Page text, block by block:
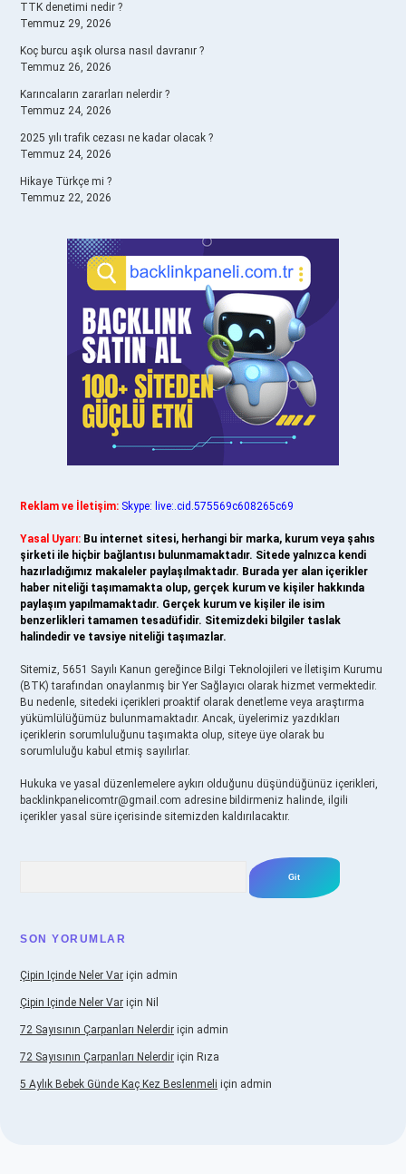
TTK denetimi nedir ?
Temmuz 29, 2026
Koç burcu aşık olursa nasıl davranır ?
Temmuz 26, 2026
Karıncaların zararları nelerdir ?
Temmuz 24, 2026
2025 yılı trafik cezası ne kadar olacak ?
Temmuz 24, 2026
Hikaye Türkçe mi ?
Temmuz 22, 2026
Reklam ve İletişim: Skype: live:.cid.575569c608265c69
Yasal Uyarı: Bu internet sitesi, herhangi bir marka, kurum veya şahıs
şirketi ile hiçbir bağlantısı bulunmamaktadır. Sitede yalnızca kendi
hazırladığımız makaleler paylaşılmaktadır. Burada yer alan içerikler
haber niteliği taşımamakta olup, gerçek kurum ve kişiler hakkında
paylaşım yapılmamaktadır. Gerçek kurum ve kişiler ile isim
benzerlikleri tamamen tesadüfidir. Sitemizdeki bilgiler taslak
halindedir ve tavsiye niteliği taşımazlar.
Sitemiz, 5651 Sayılı Kanun gereğince Bilgi Teknolojileri ve İletişim Kurumu
(BTK) tarafından onaylanmış bir Yer Sağlayıcı olarak hizmet vermektedir.
Bu nedenle, sitedeki içerikleri proaktif olarak denetleme veya araştırma
yükümlülüğümüz bulunmamaktadır. Ancak, üyelerimiz yazdıkları
içeriklerin sorumluluğunu taşımakta olup, siteye üye olarak bu
sorumluluğu kabul etmiş sayılırlar.
Hukuka ve yasal düzenlemelere aykırı olduğunu düşündüğünüz içerikleri,
backlinkpanelicomtr@gmail.com adresine bildirmeniz halinde, ilgili
içerikler yasal süre içerisinde sitemizden kaldırılacaktır.
SON YORUMLAR
Çipin Içinde Neler Var için admin
Çipin Içinde Neler Var için Nil
72 Sayısının Çarpanları Nelerdir için admin
72 Sayısının Çarpanları Nelerdir için Rıza
5 Aylık Bebek Günde Kaç Kez Beslenmeli için admin